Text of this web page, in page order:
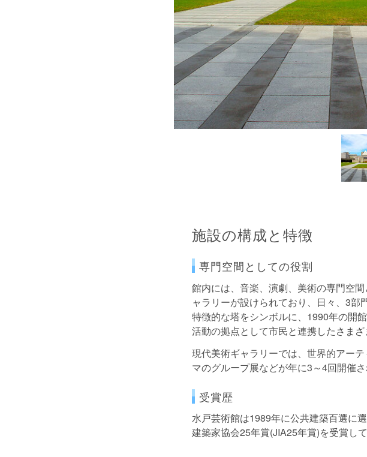
施設の構成と特徴
専門空間としての役割
館内には、音楽、演劇、美術の専門空
ャラリーが設けられており、日々、3
特徴的な塔をシンボルに、1990年の開
活動の拠点として市民と連携したさまざ
現代美術ギャラリーでは、世界的アー
マのグループ展などが年に3～4回開催さ
受賞歴
水戸芸術館は1989年に公共建築百選に
建築家協会25年賞(JIA25年賞)を受賞して